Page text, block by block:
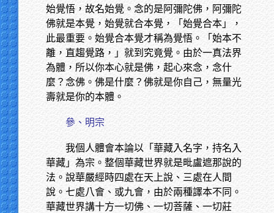
始覺悟，故名始覺。念的是阿彌陀佛，阿彌陀
佛就是本覺，始覺就合本覺，「始覺合本」，
此最重要。始覺合本覺才稱為覺悟。「始本不
離，直趨覺路，」就到究竟覺。由於一真法界
為體，所以你本心就是佛，起心來念，念什
麼？念佛。佛是什麼？佛就是你自己，無量光
壽就是你的本體。
參、明宗
我個人體會本論以「華藏入名字，持名入
華藏」為宗。整個華藏世界就是毗盧遮那說的
法。說華嚴經時四處在天上說、三處在人間
說。七處八會、或九會，由於兩種譯本不同。
華藏世界講十方一切佛、一切菩薩、一切莊